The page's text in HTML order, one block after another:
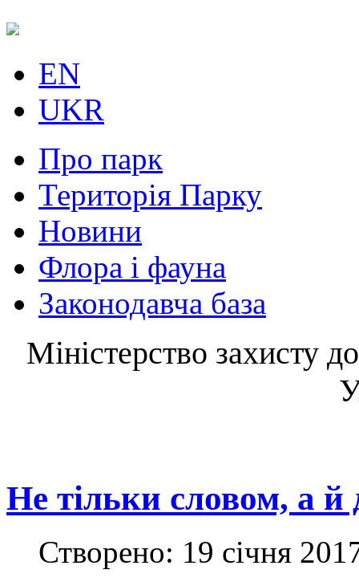
EN
UKR
Про парк
Територія Парку
Новини
Флора і фауна
Законодавча база
Міністерство захисту
Не тільки словом, а й
Створено: 19 січня